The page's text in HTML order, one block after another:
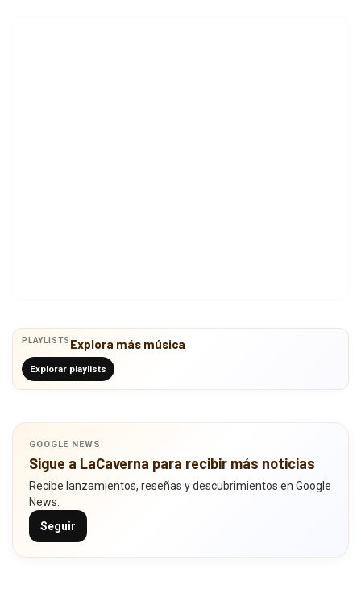
PLAYLISTS Explora más música
Explorar playlists
GOOGLE NEWS
Sigue a LaCaverna para recibir más noticias
Recibe lanzamientos, reseñas y descubrimientos en Google
News.
Seguir